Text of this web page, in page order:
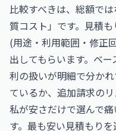
比較すべきは、総額で
質コスト」です。見積
(用途・利用範囲・修正
出してもらいます。ベ
利の扱いが明細で分か
ているか、追加請求の
私が安さだけで選んで
す。最も安い見積もり